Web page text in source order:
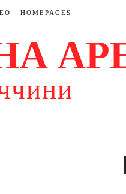
HOMEPAGES